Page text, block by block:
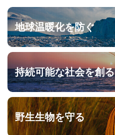
地球温暖化を防ぐ
持続可能な社会を創る
野生生物を守る